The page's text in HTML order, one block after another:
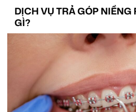
DỊCH VỤ TRẢ GÓP NIỀNG
GÌ?